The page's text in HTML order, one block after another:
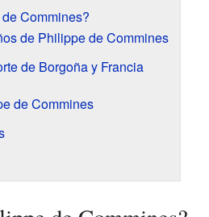
Commines?
de Philippe de Commines
de Borgoña y Francia
de Commines